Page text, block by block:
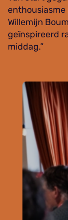
enthousiasme
Willemijn
geïnspireerd
middag.”